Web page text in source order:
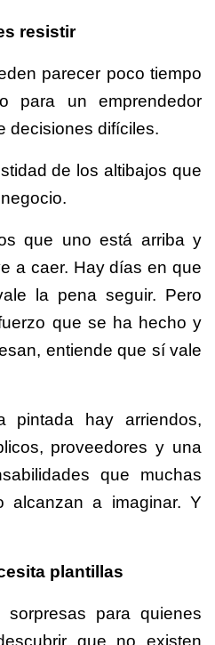
resistir
parecer poco tiempo
para un emprendedor
decisiones difíciles.
de los altibajos que
que uno está arriba y
a caer. Hay días en que
la pena seguir. Pero
que se ha hecho y
entiende que sí vale
pintada hay arriendos,
proveedores y una
que muchas
alcanzan a imaginar. Y
plantillas
para quienes
que no existen